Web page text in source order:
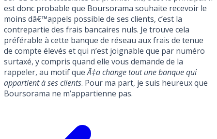
est donc probable que Boursorama souhaite recevoir le
moins dâ€™appels possible de ses clients, c’est la
contrepartie des frais bancaires nuls. Je trouve cela
préférable à cette banque de réseau aux frais de tenue
de compte élevés et qui n’est joignable que par numéro
surtaxé, y compris quand elle vous demande de la
rappeler, au motif queÃ‡a change tout une banque qui
appartient à ses clients. Pour ma part, je suis heureux que
Boursorama ne m’appartienne pas.